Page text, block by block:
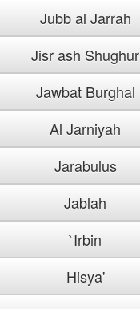
Jubb al Jarrah
Jisr ash Shughur
Jawbat Burghal
Al Jarniyah
Jarabulus
Jablah
`Irbin
Hisya'